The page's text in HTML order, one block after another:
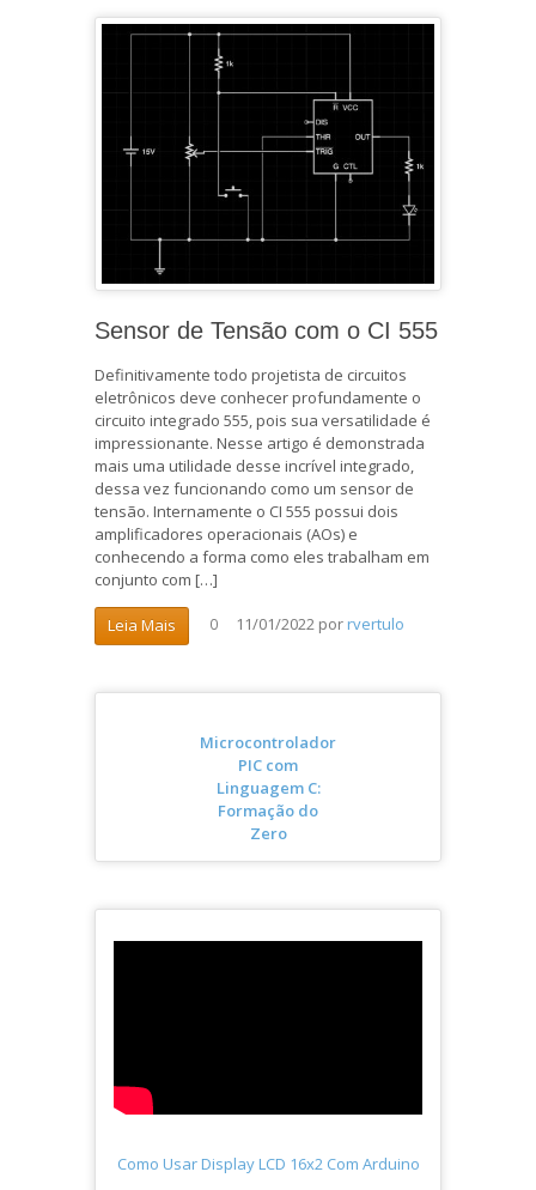
Sensor de Tensão com o CI 555
Definitivamente todo projetista de circuitos
eletrônicos deve conhecer profundamente o
circuito integrado 555, pois sua versatilidade é
impressionante. Nesse artigo é demonstrada
mais uma utilidade desse incrível integrado,
dessa vez funcionando como um sensor de
tensão. Internamente o CI 555 possui dois
amplificadores operacionais (AOs) e
conhecendo a forma como eles trabalham em
conjunto com […]
Leia Mais 0 11/01/2022 por rvertulo
Microcontrolador
PIC com
Linguagem C:
Formação do
Zero
Como Usar Display LCD 16x2 Com Arduino